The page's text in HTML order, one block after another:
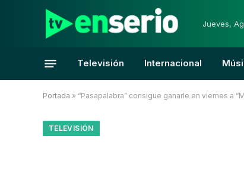
Jueves,
Televisión Internacional
Portada » “Pasapalabra” consigue ganarle en viernes a
TELEVISIÓN